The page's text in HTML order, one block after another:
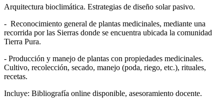
Arquitectura bioclimática. Estrategias de diseño solar pasivo.
- Reconocimiento general de plantas medicinales, mediante una
recorrida por las Sierras donde se encuentra ubicada la comunidad
Tierra Pura.
- Producción y manejo de plantas con propiedades medicinales.
Cultivo, recolección, secado, manejo (poda, riego, etc.), rituales,
recetas.
Incluye: Bibliografía online disponible, asesoramiento docente.